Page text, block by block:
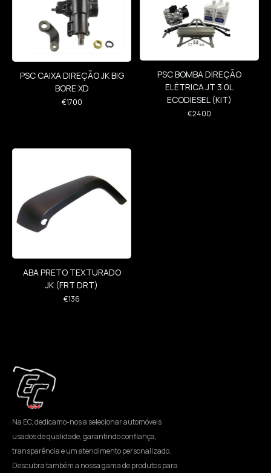
PSC CAIXA DIREÇÃO JK BIG
BORE XD
€1700
PSC BOMBA DIREÇÃO
ELÉTRICA JT 3.0L
ECODIESEL (KIT)
€2400
ABA PRETO TEXTURADO
JK (FRT DRT)
€136
Na EC, dedicamo-nos a selecionar automóveis
usados de qualidade, garantindo confiança,
transparência e um atendimento personalizado.
Descubra também a nossa gama de produtos para